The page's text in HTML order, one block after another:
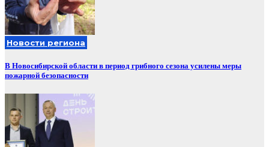
Новости региона
В Новосибирской области в период грибного сезона усилены меры
пожарной безопасности